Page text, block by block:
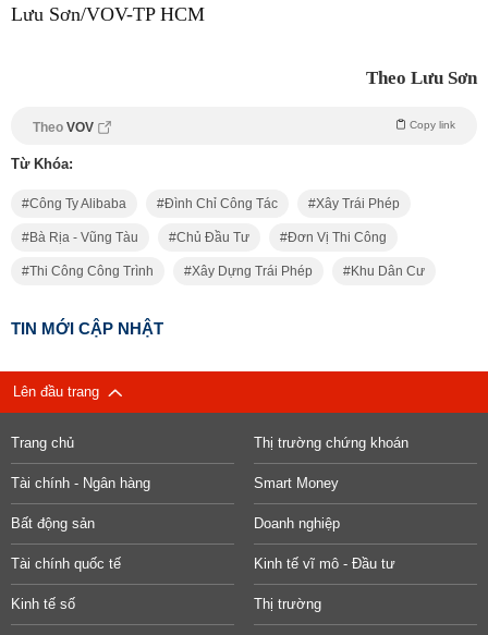
Lưu Sơn/VOV-TP HCM
Theo Lưu Sơn
Theo VOV Copy link
Từ Khóa:
Công Ty Alibaba Đình Chỉ Công Tác Xây Trái Phép
Bà Rịa - Vũng Tàu Chủ Đầu Tư Đơn Vị Thi Công
Thi Công Công Trình Xây Dựng Trái Phép Khu Dân Cư
TIN MỚI CẬP NHẬT
Lên đầu trang
Trang chủ Thị trường chứng khoán
Tài chính - Ngân hàng Smart Money
Bất động sản Doanh nghiệp
Tài chính quốc tế Kinh tế vĩ mô - Đầu tư
Kinh tế số Thị trường